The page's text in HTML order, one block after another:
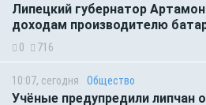
Липецкий губернатор
доходам производителю
0 716
10:07, сегодня Общество
Учёные предупредили липчан